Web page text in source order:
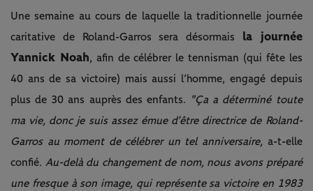
Une semaine au cours de laquelle la traditionnelle journée
caritative de Roland-Garros sera désormais la journée
Yannick Noah, afin de célébrer le tennisman (qui fête les
40 ans de sa victoire) mais aussi l’homme, engagé depuis
plus de 30 ans auprès des enfants.
"Ça a déterminé toute
ma vie, donc je suis assez émue d’être directrice de Roland-
Garros au moment de célébrer un tel anniversaire, a-t-elle
confié. Au-delà du changement de nom, nous avons préparé
une fresque à son image, qui représente sa victoire en 1983